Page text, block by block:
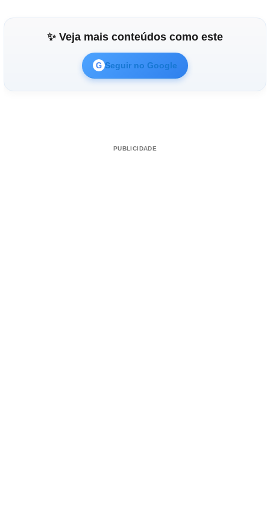
✨ Veja mais conteúdos como este
G Seguir no Google
PUBLICIDADE